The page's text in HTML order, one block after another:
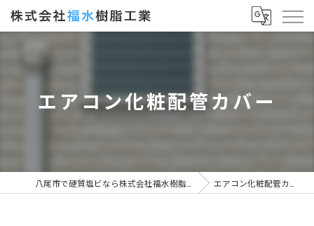
エアコン化粧配管カバー
エアコン化粧配管カバー